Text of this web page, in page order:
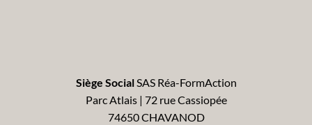
Siège SocialSAS Réa-FormAction
Parc Atlais | 72 rue Cassiopée
74650 CHAVANOD